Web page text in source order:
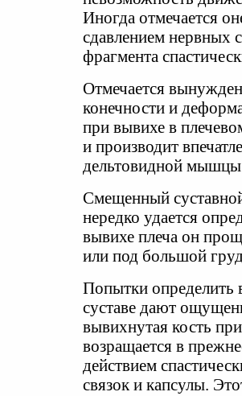
Иногда отмечается
сдавлением нервных
фрагмента
Отмечается
конечности и
при вывихе в
и производит
дельтовидной мышцы
Смещенный
нередко удается
вывихе плеча он
или под большой
Попытки определить
суставе дают
вывихнутая кость
возращается в
действием
связок и капсулы.